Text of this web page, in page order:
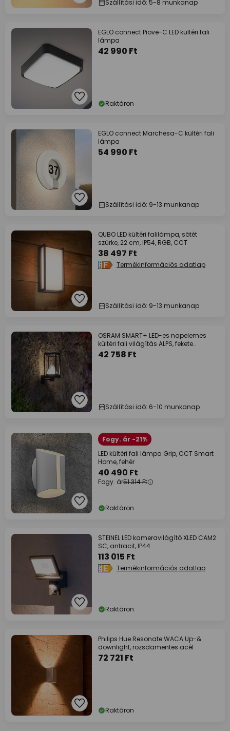
Szállítási idő: 5-8 munkanap
EGLO connect Piove-C LED kültéri fali
lámpa
42 990 Ft
Raktáron
EGLO connect Marchesa-C kültéri fali
lámpa
54 990 Ft
Szállítási idő: 9-13 munkanap
QUBO LED kültéri falilámpa, sötét
szürke, 22 cm, IP54, RGB, CCT
38 497 Ft
Termékinformációs adatlap
Szállítási idő: 9-13 munkanap
OSRAM SMART+ LED-es napelemes
kültéri fali világítás ALPS, fekete
érzékelővel
42 758 Ft
Szállítási idő: 6-10 munkanap
Fogy. ár -21%
LED kültéri fali lámpa Grip, CCT Smart
Home, fehér
40 490 Ft
Fogy. ár51 314 Ft
Raktáron
STEINEL LED kameravilágító XLED CAM2
SC, antracit, IP44
113 015 Ft
Termékinformációs adatlap
Raktáron
Philips Hue Resonate WACA Up-&
downlight, rozsdamentes acél
72 721 Ft
Raktáron